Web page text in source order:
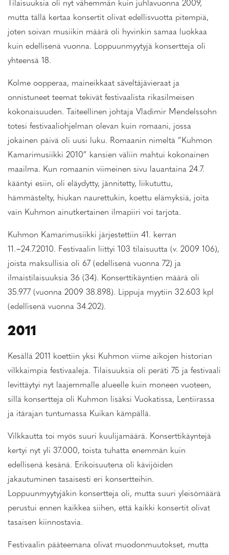
Tilaisuuksia oli nyt vähemmän kuin juhlavuonna 2009,
mutta tällä kertaa konsertit olivat edellisvuotta pitempiä,
joten soivan musiikin määrä oli hyvinkin samaa luokkaa
kuin edellisenä vuonna. Loppuunmyytyjä konsertteja oli
yhteensä 18.
Kolme oopperaa, maineikkaat säveltäjävieraat ja
onnistuneet teemat tekivät festivaalista rikasilmeisen
kokonaisuuden. Taiteellinen johtaja Vladimir Mendelssohn
totesi festivaaliohjelman olevan kuin romaani, jossa
jokainen päivä oli uusi luku. Romaanin nimeltä ”Kuhmon
Kamarimusiikki 2010” kansien väliin mahtui kokonainen
maailma. Kun romaanin viimeinen sivu lauantaina 24.7.
kääntyi esiin, oli eläydytty, jännitetty, liikututtu,
hämmästelty, hiukan naurettukin, koettu elämyksiä, joita
vain Kuhmon ainutkertainen ilmapiiri voi tarjota.
Kuhmon Kamarimusiikki järjestettiin 41. kerran
11.−24.7.2010. Festivaalin liittyi 103 tilaisuutta (v. 2009 106),
joista maksullisia oli 67 (edellisenä vuonna 72) ja
ilmaistilaisuuksia 36 (34). Konserttikäyntien määrä oli
35.977 (vuonna 2009 38.898). Lippuja myytiin 32.603 kpl
(edellisenä vuonna 34.202).
2011
Kesällä 2011 koettiin yksi Kuhmon viime aikojen historian
vilkkaimpia festivaaleja. Tilaisuuksia oli peräti 75 ja festivaali
levittäytyi nyt laajemmalle alueelle kuin moneen vuoteen,
sillä konsertteja oli Kuhmon lisäksi Vuokatissa, Lentiirassa
ja itärajan tuntumassa Kuikan kämpällä.
Vilkkautta toi myös suuri kuulijamäärä. Konserttikäyntejä
kertyi nyt yli 37.000, toista tuhatta enemmän kuin
edellisenä kesänä. Erikoisuutena oli kävijöiden
jakautuminen tasaisesti eri konsertteihin.
Loppuunmyytyjäkin konsertteja oli, mutta suuri yleisömäärä
perustui ennen kaikkea siihen, että kaikki konsertit olivat
tasaisen kiinnostavia.
Festivaalin pääteemana olivat muodonmuutokset, mutta